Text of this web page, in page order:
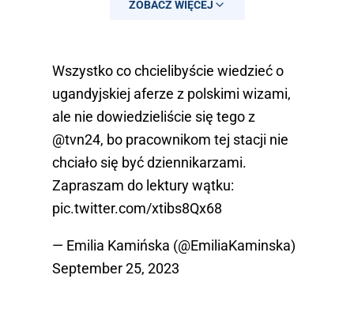
ZOBACZ WIĘCEJ
Wszystko co chcielibyście wiedzieć o
ugandyjskiej aferze z polskimi wizami,
ale nie dowiedzieliście się tego z
@tvn24, bo pracownikom tej stacji nie
chciało się być dziennikarzami.
Zapraszam do lektury wątku:
pic.twitter.com/xtibs8Qx68
— Emilia Kamińska (@EmiliaKaminska)
September 25, 2023